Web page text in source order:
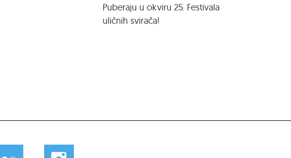
Puberaju u okviru 25. Festivala
uličnih svirača!